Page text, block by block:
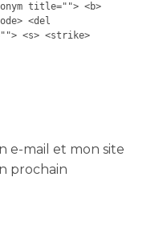
title=""> <b>
<del
<s> <strike>
e-mail et mon site
prochain